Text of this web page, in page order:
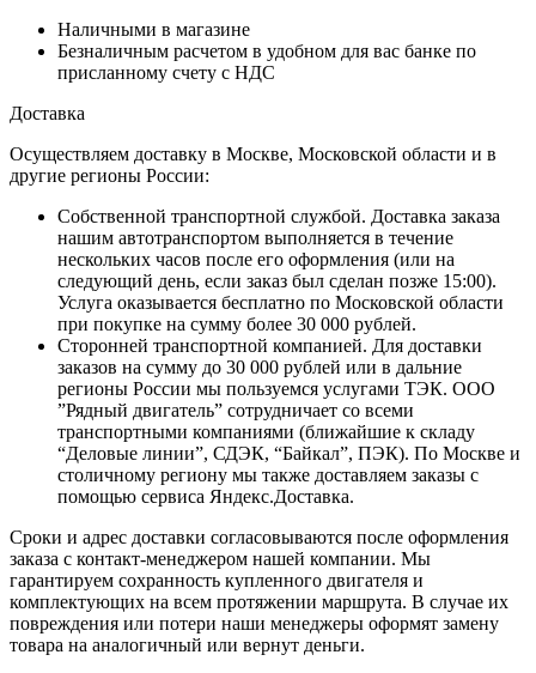
Наличными в магазине
Безналичным расчетом в удобном для вас банке по
присланному счету с НДС
Доставка
Осуществляем доставку в Москве, Московской области и в
другие регионы России:
Собственной транспортной службой. Доставка заказа
нашим автотранспортом выполняется в течение
нескольких часов после его оформления (или на
следующий день, если заказ был сделан позже 15:00).
Услуга оказывается бесплатно по Московской области
при покупке на сумму более 30 000 рублей.
Сторонней транспортной компанией. Для доставки
заказов на сумму до 30 000 рублей или в дальние
регионы России мы пользуемся услугами ТЭК. ООО
”Рядный двигатель” сотрудничает со всеми
транспортными компаниями (ближайшие к складу
“Деловые линии”, СДЭК, “Байкал”, ПЭК). По Москве и
столичному региону мы также доставляем заказы с
помощью сервиса Яндекс.Доставка.
Сроки и адрес доставки согласовываются после оформления
заказа с контакт-менеджером нашей компании. Мы
гарантируем сохранность купленного двигателя и
комплектующих на всем протяжении маршрута. В случае их
повреждения или потери наши менеджеры оформят замену
товара на аналогичный или вернут деньги.